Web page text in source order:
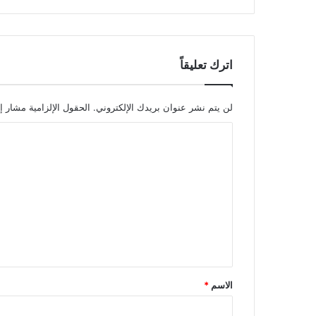
اترك تعليقاً
لن يتم نشر عنوان بريدك الإلكتروني. الحقول الإلزامية مشار
*
الاسم *